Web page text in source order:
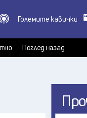
X
Големите кавички
Поглед назад